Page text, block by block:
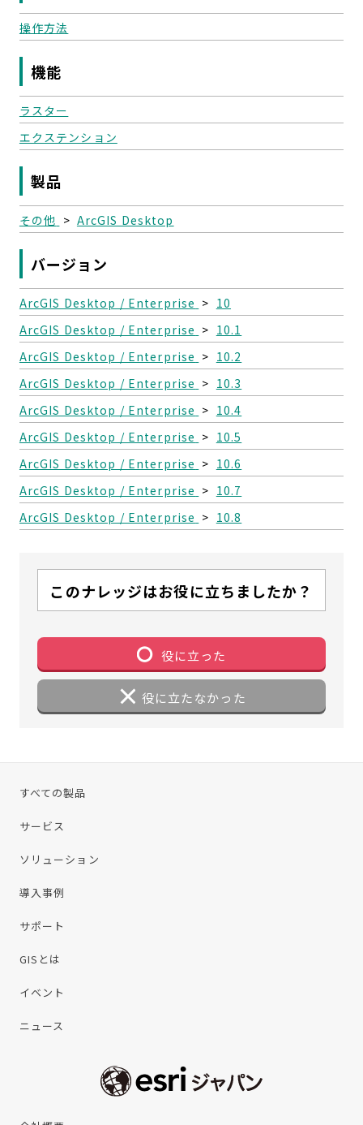
操作方法
機能
ラスター
エクステンション
製品
その他 > ArcGIS Desktop
バージョン
ArcGIS Desktop / Enterprise > 10
ArcGIS Desktop / Enterprise > 10.1
ArcGIS Desktop / Enterprise > 10.2
ArcGIS Desktop / Enterprise > 10.3
ArcGIS Desktop / Enterprise > 10.4
ArcGIS Desktop / Enterprise > 10.5
ArcGIS Desktop / Enterprise > 10.6
ArcGIS Desktop / Enterprise > 10.7
ArcGIS Desktop / Enterprise > 10.8
このナレッジはお役に立ちましたか？
役に立った
役に立たなかった
すべての製品
サービス
ソリューション
導入事例
サポート
GISとは
イベント
ニュース